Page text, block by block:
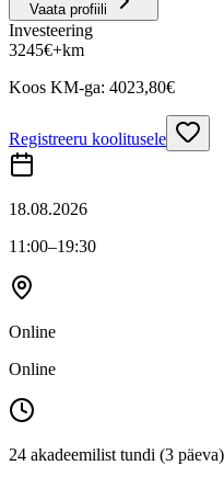
Vaata profiili
Investeering
3245€+km
Koos KM-ga: 4023,80€
Registreeru koolitusele
18.08.2026
11:00–19:30
Online
Online
24 akadeemilist tundi (3 päeva)